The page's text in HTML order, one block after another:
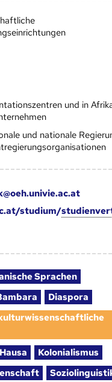
und in
und nationale
studium/
Sprachen
Diaspora
Hausa
Kolonialismus